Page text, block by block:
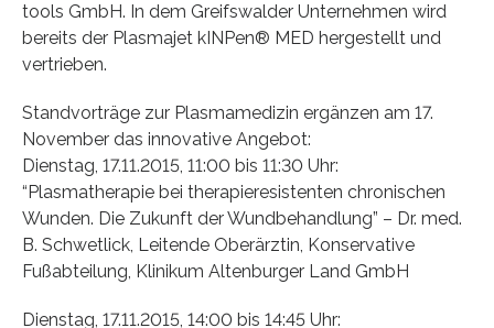
tools GmbH. In dem Greifswalder Unternehmen wird
bereits der Plasmajet kINPen® MED hergestellt und
vertrieben.
Standvorträge zur Plasmamedizin ergänzen am 17.
November das innovative Angebot:
Dienstag, 17.11.2015, 11:00 bis 11:30 Uhr:
“Plasmatherapie bei therapieresistenten chronischen
Wunden. Die Zukunft der Wundbehandlung” – Dr. med.
B. Schwetlick, Leitende Oberärztin, Konservative
Fußabteilung, Klinikum Altenburger Land GmbH
Dienstag, 17.11.2015, 14:00 bis 14:45 Uhr: